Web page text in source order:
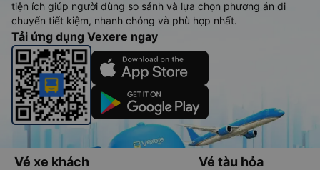
tiện ích giúp người dùng so sánh và lựa chọn phương án di
chuyển tiết kiệm, nhanh chóng và phù hợp nhất.
Tải ứng dụng Vexere ngay
Vé xe khách Vé tàu hỏa